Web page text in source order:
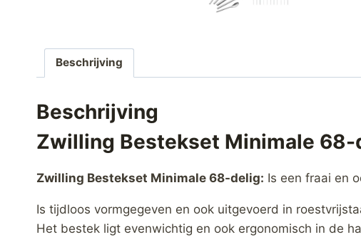
Beschrijving
Beschrijving
Zwilling Bestekset Minimale 68-
Zwilling Bestekset Minimale 68-delig: Is een fraai en
Is tijdloos vormgegeven en ook uitgevoerd in
Het bestek ligt evenwichtig en ook ergonomisch in de